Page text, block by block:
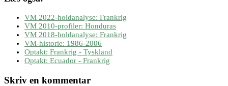
VM 2022-holdanalyse: Frankrig
VM 2010-profiler: Honduras
VM 2018-holdanalyse: Frankrig
VM-historie: 1986-2006
Optakt: Frankrig - Tyskland
Optakt: Ecuador - Frankrig
Skriv en kommentar